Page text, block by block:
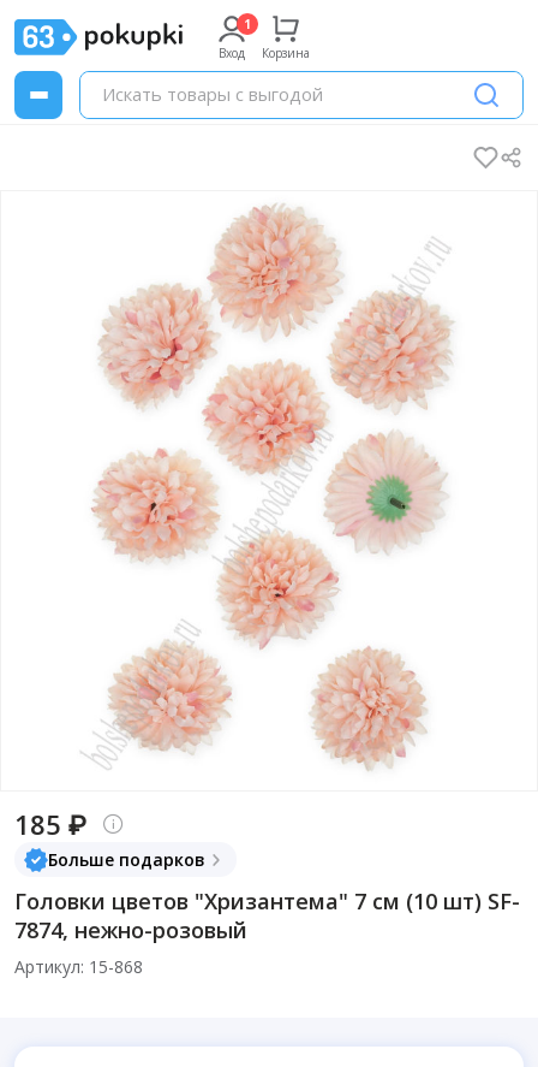
Вход Корзина
185 ₽
Больше подарков
Головки цветов "Хризантема" 7 см (10 шт) SF-
7874, нежно-розовый
Артикул: 15-868